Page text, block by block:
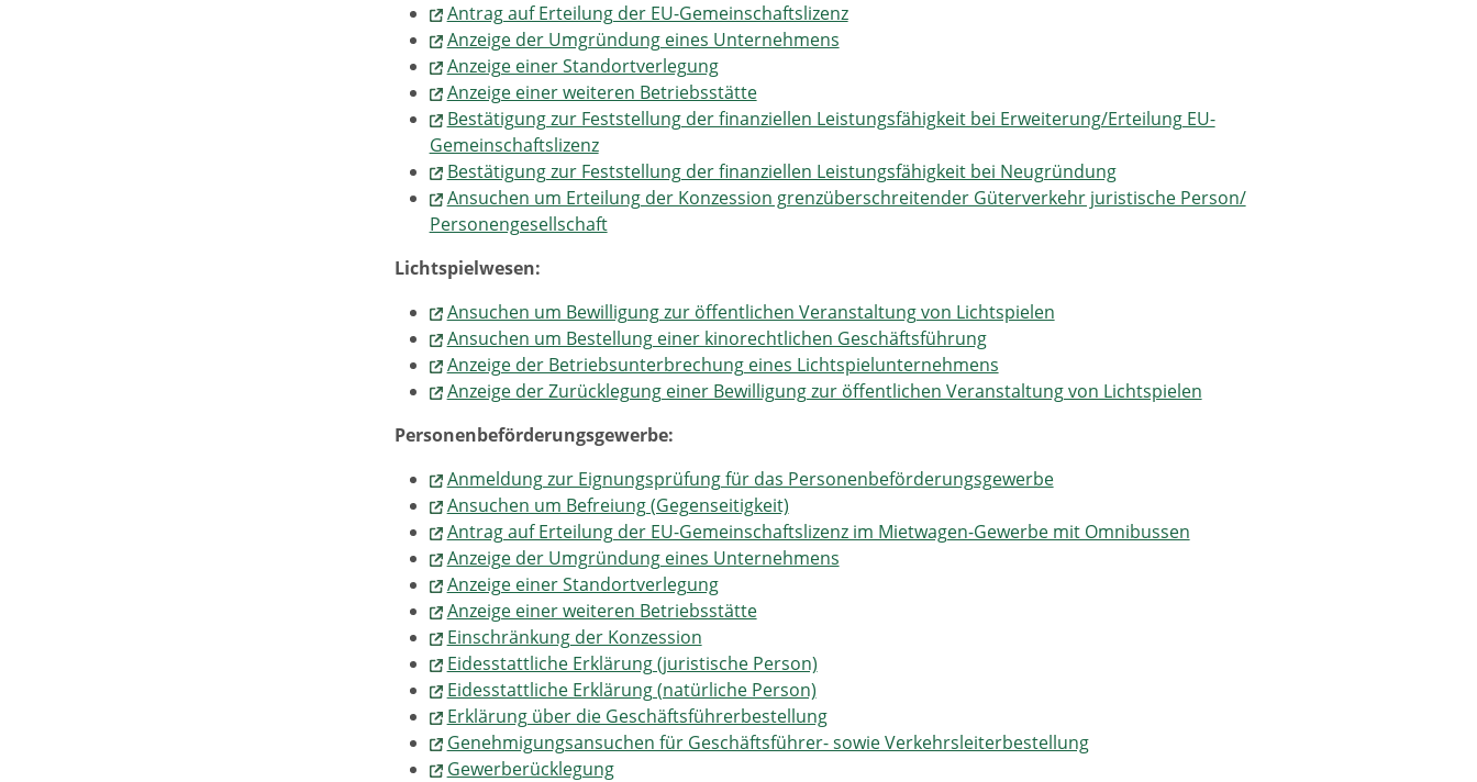
Antrag auf Erteilung der EU-Gemeinschaftslizenz
Anzeige der Umgründung eines Unternehmens
Anzeige einer Standortverlegung
Anzeige einer weiteren Betriebsstätte
Bestätigung zur Feststellung der finanziellen Leistungsfähigkeit bei Erweiterung/Erteilung EU-
Gemeinschaftslizenz
Bestätigung zur Feststellung der finanziellen Leistungsfähigkeit bei Neugründung
Ansuchen um Erteilung der Konzession grenzüberschreitender Güterverkehr juristische Person/
Personengesellschaft
Lichtspielwesen:
Ansuchen um Bewilligung zur öffentlichen Veranstaltung von Lichtspielen
Ansuchen um Bestellung einer kinorechtlichen Geschäftsführung
Anzeige der Betriebsunterbrechung eines Lichtspielunternehmens
Anzeige der Zurücklegung einer Bewilligung zur öffentlichen Veranstaltung von Lichtspielen
Personenbeförderungsgewerbe:
Anmeldung zur Eignungsprüfung für das Personenbeförderungsgewerbe
Ansuchen um Befreiung (Gegenseitigkeit)
Antrag auf Erteilung der EU-Gemeinschaftslizenz im Mietwagen-Gewerbe mit Omnibussen
Anzeige der Umgründung eines Unternehmens
Anzeige einer Standortverlegung
Anzeige einer weiteren Betriebsstätte
Einschränkung der Konzession
Eidesstattliche Erklärung (juristische Person)
Eidesstattliche Erklärung (natürliche Person)
Erklärung über die Geschäftsführerbestellung
Genehmigungsansuchen für Geschäftsführer- sowie Verkehrsleiterbestellung
Gewerberücklegung